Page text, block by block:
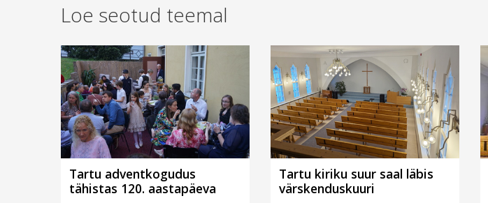
Loe seotud teemal
Tartu adventkogudus
tähistas 120. aastapäeva
Tartu kiriku suur saal läbis
värskenduskuuri